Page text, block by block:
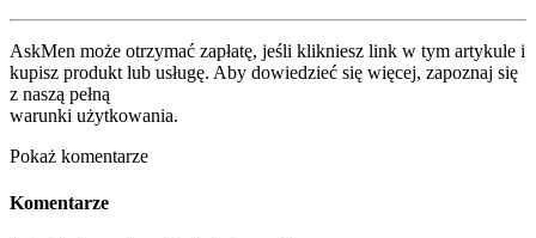
AskMen może otrzymać zapłatę, jeśli klikniesz link w tym artykule i
kupisz produkt lub usługę. Aby dowiedzieć się więcej, zapoznaj się
z naszą pełną
warunki użytkowania.
Pokaż komentarze
Komentarze